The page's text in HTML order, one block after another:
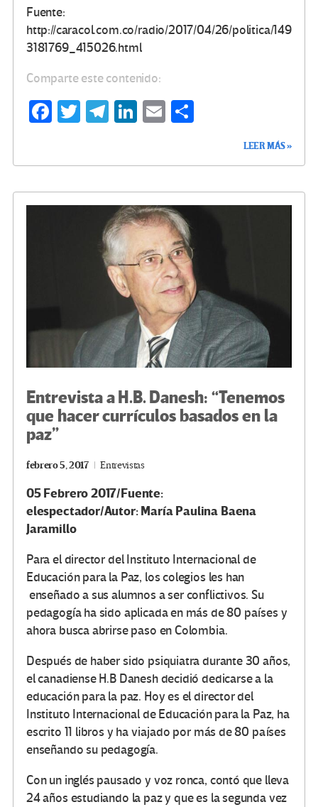
Fuente:
http://caracol.com.co/radio/2017/04/26/politica/149
3181769_415026.html
Comparte este contenido:
Fa
o
T
Te
m
Li
n
E
ar
LEER MÁS »
Entrevista a H.B. Danesh: “Tenemos
que hacer currículos basados en la
paz”
febrero 5, 2017 Entrevistas
05 Febrero 2017/Fuente:
elespectador/Autor: María Paulina Baena
Jaramillo
Para el director del Instituto Internacional de
Educación para la Paz, los colegios les han
enseñado a sus alumnos a ser conflictivos. Su
pedagogía ha sido aplicada en más de 80 países y
ahora busca abrirse paso en Colombia.
Después de haber sido psiquiatra durante 30 años,
el canadiense H.B Danesh decidió dedicarse a la
educación para la paz. Hoy es el director del
Instituto Internacional de Educación para la Paz, ha
escrito 11 libros y ha viajado por más de 80 países
enseñando su pedagogía.
Con un inglés pausado y voz ronca, contó que lleva
24 años estudiando la paz y que es la segunda vez